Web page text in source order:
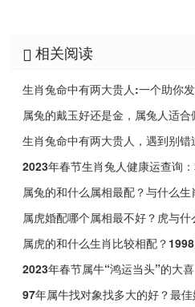
相关阅读
生肖兔命中有两大贵人:一个助你
属兔的戴玉好还是金，属兔人适
生肖兔命中有两大贵人，遇到别错
2023年春节生肖兔人健康运查询
属兔的和什么属相最配？与什么生
属虎婚配哪个属相最不好？虎与什
属虎的和什么生肖比较相配？
2023年春节属牛“鸿运当头”的大
97年属牛找对象找多大的好？最